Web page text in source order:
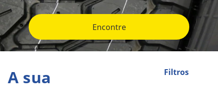
Encontre
Filtros
A sua